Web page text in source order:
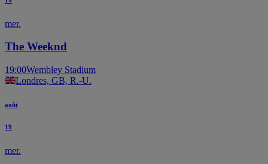
mer.
The Weeknd
19:00Wembley Stadium
Londres, GB, R.-U.
août
19
mer.